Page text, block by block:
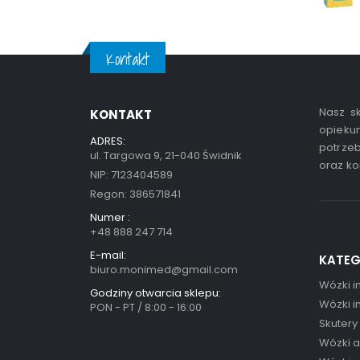
Kontakt
KONTAKT
ADRES:
ul. Targowa 9, 21-040 Świdnik
NIP: 7123404589
Regon: 386571841
Numer :
+48 888 247 714
E-mail:
biuro.monimed@gmail.com
Godziny otwarcia sklepu:
PON - PT / 8:00 - 16:00
Nasz
oraz
Wózki
Wózki
Wózki